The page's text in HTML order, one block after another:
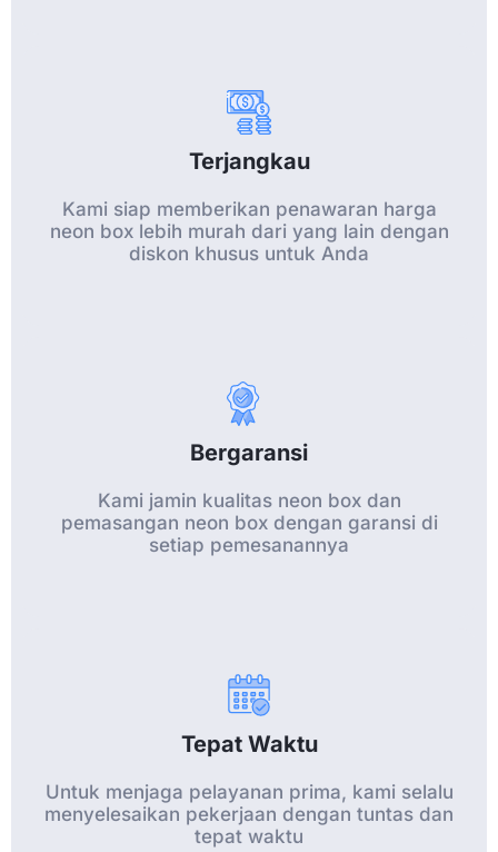
Terjangkau
Kami siap memberikan penawaran harga
neon box lebih murah dari yang lain dengan
diskon khusus untuk Anda
Bergaransi
Kami jamin kualitas neon box dan
pemasangan neon box dengan garansi di
setiap pemesanannya
Tepat Waktu
Untuk menjaga pelayanan prima, kami selalu
menyelesaikan pekerjaan dengan tuntas dan
tepat waktu